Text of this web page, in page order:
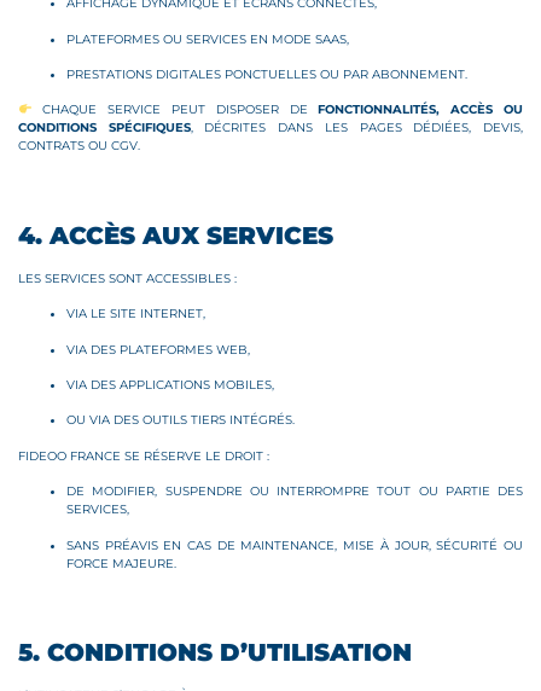
AFFICHAGE DYNAMIQUE ET ÉCRANS CONNECTÉS,
PLATEFORMES OU SERVICES EN MODE SAAS,
PRESTATIONS DIGITALES PONCTUELLES OU PAR ABONNEMENT.
CHAQUE SERVICE PEUT DISPOSER DEFONCTIONNALITÉS, ACCÈS OU
CONDITIONS SPÉCIFIQUES, DÉCRITES DANS LES PAGES DÉDIÉES, DEVIS,
CONTRATS OU CGV.
4. ACCÈS AUX SERVICES
LES SERVICES SONT ACCESSIBLES :
VIA LE SITE INTERNET,
VIA DES PLATEFORMES WEB,
VIA DES APPLICATIONS MOBILES,
OU VIA DES OUTILS TIERS INTÉGRÉS.
FIDEOO FRANCE SE RÉSERVE LE DROIT :
DE MODIFIER, SUSPENDRE OU INTERROMPRE TOUT OU PARTIE DES
SERVICES,
SANS PRÉAVIS EN CAS DE MAINTENANCE, MISE À JOUR, SÉCURITÉ OU
FORCE MAJEURE.
5. CONDITIONS D’UTILISATION